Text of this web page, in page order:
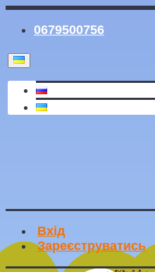
0679500756
Вхід
Зареєструватись